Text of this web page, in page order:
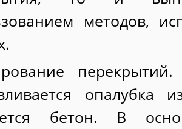
методов,
опалубка
бетон. В